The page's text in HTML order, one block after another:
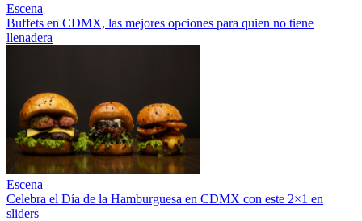
Escena
Buffets en CDMX, las mejores opciones para quien no tiene
llenadera
Escena
Celebra el Día de la Hamburguesa en CDMX con este 2×1 en
sliders